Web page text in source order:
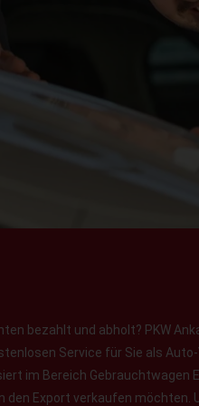
bezahlt und abholt? PKW
Service für Sie als
im Bereich Gebrauchtwagen
den Export verkaufen